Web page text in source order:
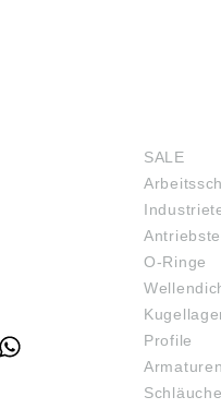
SALE
O-Ringe
Profile
Schläuche